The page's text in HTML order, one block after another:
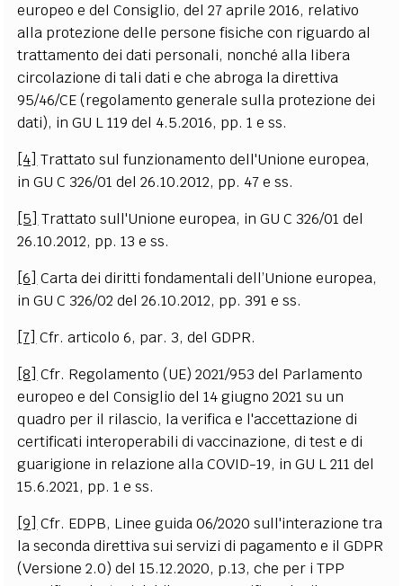
europeo e del Consiglio, del 27 aprile 2016, relativo
alla protezione delle persone fisiche con riguardo al
trattamento dei dati personali, nonché alla libera
circolazione di tali dati e che abroga la direttiva
95/46/CE (regolamento generale sulla protezione dei
dati), in GU L 119 del 4.5.2016, pp. 1 e ss.
[4] Trattato sul funzionamento dell'Unione europea,
in GU C 326/01 del 26.10.2012, pp. 47 e ss.
[5] Trattato sull'Unione europea, in GU C 326/01 del
26.10.2012, pp. 13 e ss.
[6] Carta dei diritti fondamentali dell’Unione europea,
in GU C 326/02 del 26.10.2012, pp. 391 e ss.
[7] Cfr. articolo 6, par. 3, del GDPR.
[8] Cfr. Regolamento (UE) 2021/953 del Parlamento
europeo e del Consiglio del 14 giugno 2021 su un
quadro per il rilascio, la verifica e l'accettazione di
certificati interoperabili di vaccinazione, di test e di
guarigione in relazione alla COVID-19, in GU L 211 del
15.6.2021, pp. 1 e ss.
[9] Cfr. EDPB, Linee guida 06/2020 sull'interazione tra
la seconda direttiva sui servizi di pagamento e il GDPR
(Versione 2.0) del 15.12.2020, p.13, che per i TPP